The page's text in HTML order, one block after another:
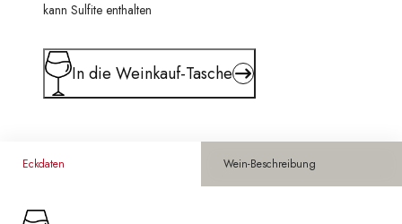
kann Sulfite enthalten
In die Weinkauf-Tasche
Eckdaten Wein-Beschreibung